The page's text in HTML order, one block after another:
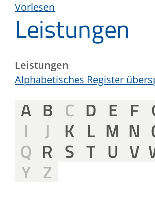
Vorlesen
Leistungen
Leistungen
Alphabetisches Register
A B C D E F
I J K L M N
Q R S T U V
Y Z